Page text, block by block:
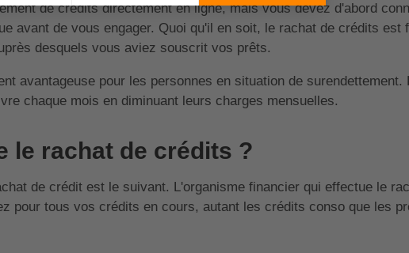
de crédits directement en ligne, mais vous devez d'abord
avant de vous engager. Quoi qu'il en soit, le rachat de crédits est
desquels vous aviez souscrit vos prêts.
avantageuse pour les personnes en situation de surendettement.
chaque mois en diminuant leurs charges mensuelles.
le rachat de crédits ?
de crédit est le suivant. L'organisme financier qui effectue le
pour tous vos crédits en cours, autant les crédits conso que les